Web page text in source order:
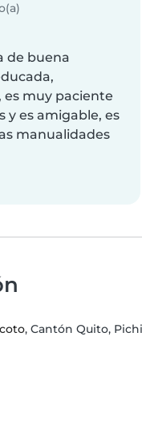
de buena
es muy paciente
y es amigable, es
manualidades
, Cantón Quito,